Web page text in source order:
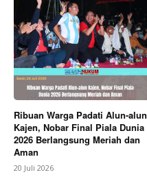
Ribuan Warga Padati Alun-alun
Kajen, Nobar Final Piala Dunia
2026 Berlangsung Meriah dan
Aman
20 Juli 2026